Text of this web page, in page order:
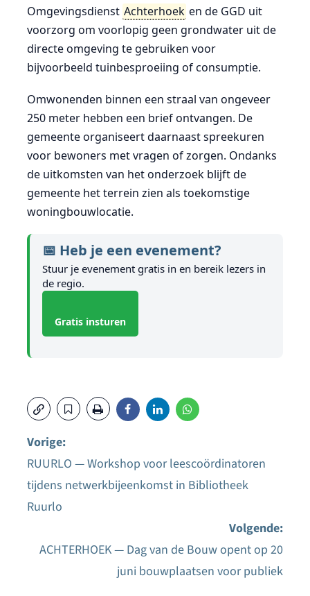
Omgevingsdienst Achterhoek en de GGD uit
voorzorg om voorlopig geen grondwater uit de
directe omgeving te gebruiken voor
bijvoorbeeld tuinbesproeiing of consumptie.
Omwonenden binnen een straal van ongeveer
250 meter hebben een brief ontvangen. De
gemeente organiseert daarnaast spreekuren
voor bewoners met vragen of zorgen. Ondanks
de uitkomsten van het onderzoek blijft de
gemeente het terrein zien als toekomstige
woningbouwlocatie.
📅 Heb je een evenement?
Stuur je evenement gratis in en bereik lezers in
de regio.
Gratis insturen
Bericht
navigatie
Vorige:
RUURLO — Workshop voor leescoördinatoren
tijdens netwerkbijeenkomst in Bibliotheek
Ruurlo
Volgende:
ACHTERHOEK — Dag van de Bouw opent op 20
juni bouwplaatsen voor publiek